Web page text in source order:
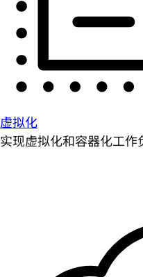
虚拟化
实现虚拟化和容器化工作